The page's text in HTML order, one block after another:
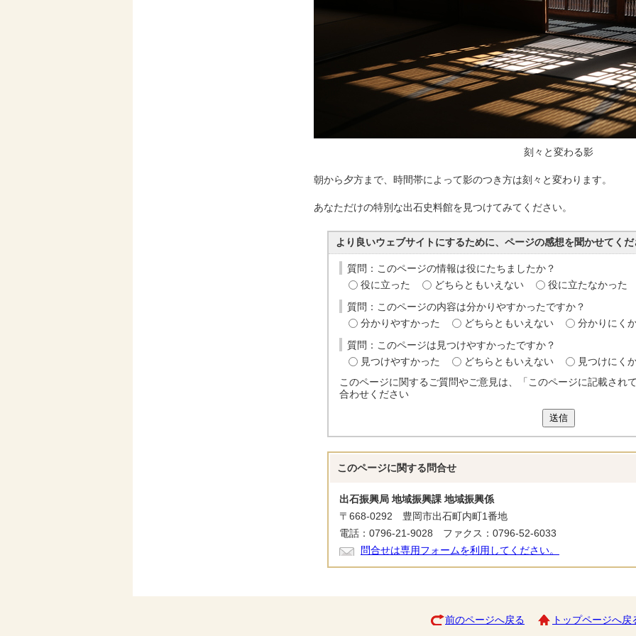
刻々と変わる影
朝から夕方まで、時間帯によって影のつき方は刻々と変わります。
あなただけの特別な出石史料館を見つけてみてください。
より良いウェブサイトにするために、ページの感想を聞かせてく
質問：このページの情報は役にたちましたか？
役に立った
どちらともいえない 役に立たなかった
質問：このページの内容は分かりやすかったですか？
分かりやすかった
どちらともいえない 分かりにく
質問：このページは見つけやすかったですか？
見つけやすかった
どちらともいえない
見つけにく
このページに関するご質問やご意見は、「このページに記載され
合わせください
送信
このページに関する 問合せ
出石振興局 地域振興課 地域振興係
〒668-0292 豊岡市出石町内町1番地
電話：0796-21-9028 ファクス：0796-52-6033
問合せは専用フォームを利用してください。
前のページへ戻る トップページへ戻